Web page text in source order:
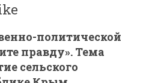
политической
правду». Тема
сельского